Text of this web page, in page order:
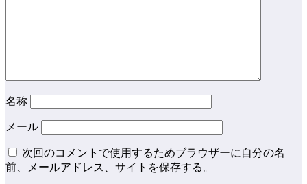
名称
メール
次回のコメントで使用するためブラウザーに自分の名
前、メールアドレス、サイトを保存する。